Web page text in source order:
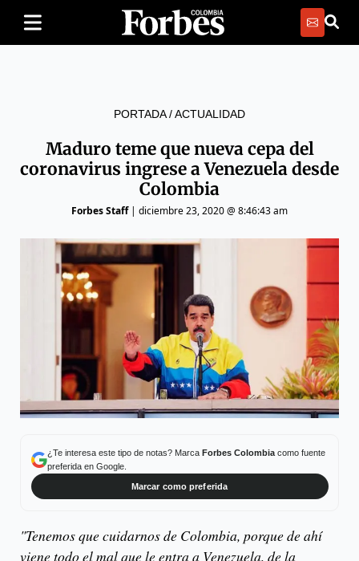
PORTADA/ACTUALIDAD
Maduro teme que nueva cepa del
coronavirus ingrese a Venezuela desde
Colombia
Forbes Staff| diciembre 23, 2020 @ 8:46:43 am
¿Te interesa este tipo de notas? Marca Forbes Colombiacomo fuente
preferida en Google.
Marcar como preferida
"Tenemos que cuidarnos de Colombia, porque de ahí
viene todo el mal que le entra a Venezuela, de la